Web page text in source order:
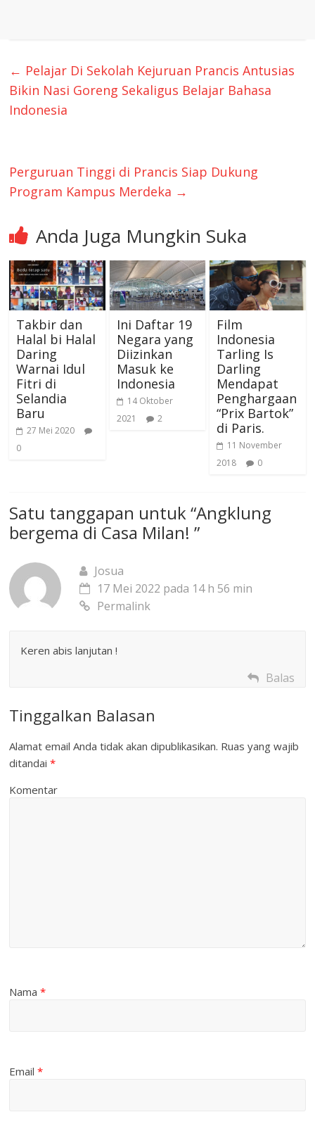
← Pelajar Di Sekolah Kejuruan Prancis Antusias
Bikin Nasi Goreng Sekaligus Belajar Bahasa
Indonesia
Perguruan Tinggi di Prancis Siap Dukung
Program Kampus Merdeka →
Anda Juga Mungkin Suka
Takbir dan
Halal bi Halal
Daring
Warnai Idul
Fitri di
Selandia
Baru
27 Mei 2020
0
Ini Daftar 19
Negara yang
Diizinkan
Masuk ke
Indonesia
14 Oktober
2021
2
Film
Indonesia
Tarling Is
Darling
Mendapat
Penghargaan
“Prix Bartok”
di Paris.
11 November
2018
0
Satu tanggapan untuk “Angklung
bergema di Casa Milan! ️”
Josua
17 Mei 2022 pada 14 h 56 min
Permalink
Keren abis lanjutan !
Balas
Tinggalkan Balasan
Alamat email Anda tidak akan dipublikasikan. Ruas yang wajib
ditandai*
Komentar
Nama*
Email*